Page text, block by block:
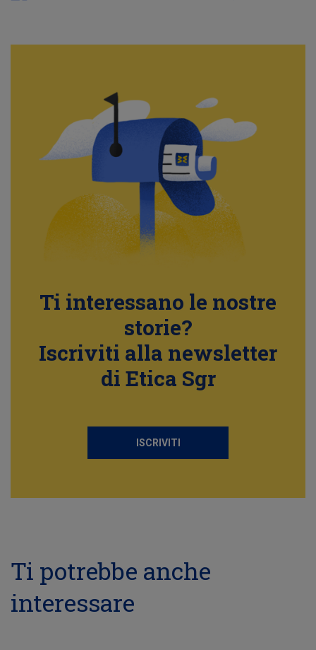
Ti interessano le nostre
storie?
Iscriviti alla newsletter
di Etica Sgr
ISCRIVITI
Ti potrebbe anche
interessare